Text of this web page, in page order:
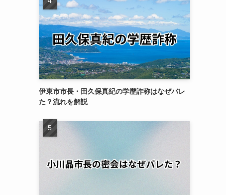
伊東市市長・田久保真紀の学歴詐称はなぜバレ
た？流れを解説